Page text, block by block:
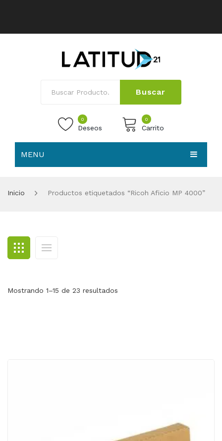
Buscar
0
Deseos
0
Carrito
MENU
BLOG
CONTACTO
Inicio Productos etiquetados “Ricoh Aficio MP 4000”
Mostrando 1–15 de 23 resultados